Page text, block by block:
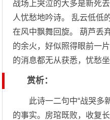
战场上哭泣的大多是新死
人忧愁地吟诗。 乱云低低
在风中飘舞回旋。 葫芦丢
的余火，好似照得眼前一
的消息都无从获悉，忧愁
赏析：
此诗一二句中“战哭多新
的事实。房琯既败，收复